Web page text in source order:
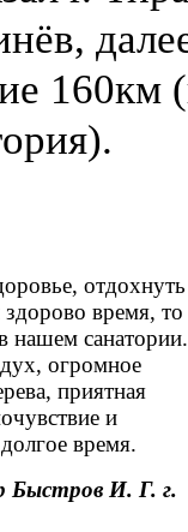
160км
отдохнуть
здорово время, то
нашем санатории.
огромное
приятная
и
время.
Быстров И. Г. г.